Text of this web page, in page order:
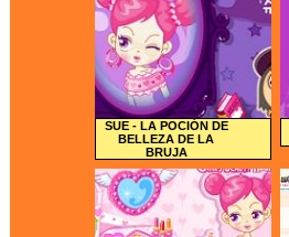
SUE - LA POCIÓN DE
BELLEZA DE LA
BRUJA